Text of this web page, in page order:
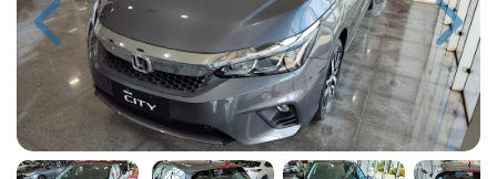
Previous Next